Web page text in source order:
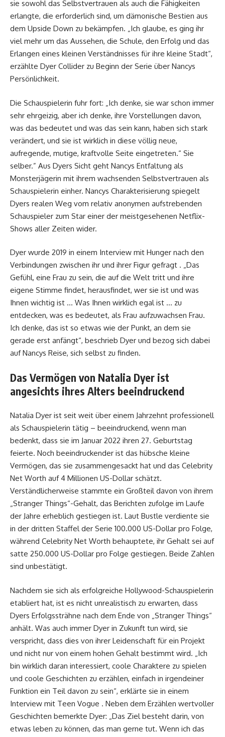
sie sowohl das Selbstvertrauen als auch die Fähigkeiten
erlangte, die erforderlich sind, um dämonische Bestien aus
dem Upside Down zu bekämpfen. „Ich glaube, es ging ihr
viel mehr um das Aussehen, die Schule, den Erfolg und das
Erlangen eines kleinen Verständnisses für ihre kleine Stadt“,
erzählte Dyer Collider zu Beginn der Serie über Nancys
Persönlichkeit.
Die Schauspielerin fuhr fort: „Ich denke, sie war schon immer
sehr ehrgeizig, aber ich denke, ihre Vorstellungen davon,
was das bedeutet und was das sein kann, haben sich stark
verändert, und sie ist wirklich in diese völlig neue,
aufregende, mutige, kraftvolle Seite eingetreten.“ Sie
selber.” Aus Dyers Sicht geht Nancys Entfaltung als
Monsterjägerin mit ihrem wachsenden Selbstvertrauen als
Schauspielerin einher. Nancys Charakterisierung spiegelt
Dyers realen Weg vom relativ anonymen aufstrebenden
Schauspieler zum Star einer der meistgesehenen Netflix-
Shows aller Zeiten wider.
Dyer wurde 2019 in einem Interview mit Hunger nach den
Verbindungen zwischen ihr und ihrer Figur gefragt . „Das
Gefühl, eine Frau zu sein, die auf die Welt tritt und ihre
eigene Stimme findet, herausfindet, wer sie ist und was
Ihnen wichtig ist … Was Ihnen wirklich egal ist … zu
entdecken, was es bedeutet, als Frau aufzuwachsen Frau.
Ich denke, das ist so etwas wie der Punkt, an dem sie
gerade erst anfängt“, beschrieb Dyer und bezog sich dabei
auf Nancys Reise, sich selbst zu finden.
Das Vermögen von Natalia Dyer ist
angesichts ihres Alters beeindruckend
Natalia Dyer ist seit weit über einem Jahrzehnt professionell
als Schauspielerin tätig – beeindruckend, wenn man
bedenkt, dass sie im Januar 2022 ihren 27. Geburtstag
feierte. Noch beeindruckender ist das hübsche kleine
Vermögen, das sie zusammengesackt hat und das Celebrity
Net Worth auf 4 Millionen US-Dollar schätzt.
Verständlicherweise stammte ein Großteil davon von ihrem
„Stranger Things“-Gehalt, das Berichten zufolge im Laufe
der Jahre erheblich gestiegen ist. Laut Bustle verdiente sie
in der dritten Staffel der Serie 100.000 US-Dollar pro Folge,
während Celebrity Net Worth behauptete, ihr Gehalt sei auf
satte 250.000 US-Dollar pro Folge gestiegen. Beide Zahlen
sind unbestätigt.
Nachdem sie sich als erfolgreiche Hollywood-Schauspielerin
etabliert hat, ist es nicht unrealistisch zu erwarten, dass
Dyers Erfolgssträhne nach dem Ende von „Stranger Things“
anhält. Was auch immer Dyer in Zukunft tun wird, sie
verspricht, dass dies von ihrer Leidenschaft für ein Projekt
und nicht nur von einem hohen Gehalt bestimmt wird. „Ich
bin wirklich daran interessiert, coole Charaktere zu spielen
und coole Geschichten zu erzählen, einfach in irgendeiner
Funktion ein Teil davon zu sein“, erklärte sie in einem
Interview mit Teen Vogue . Neben dem Erzählen wertvoller
Geschichten bemerkte Dyer: „Das Ziel besteht darin, von
etwas leben zu können, das man gerne tut. Wenn ich das